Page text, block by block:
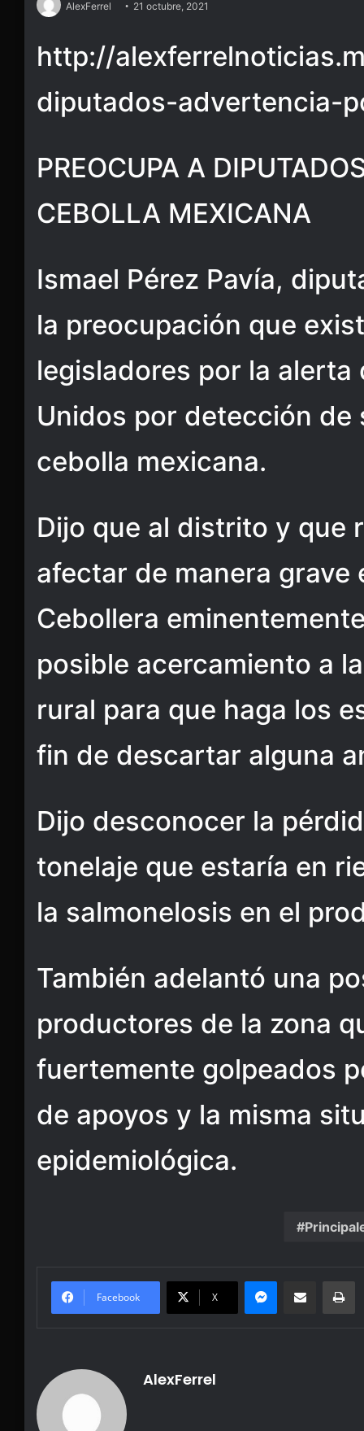
AlexFerrel 21 octubre, 2021
http://
diputados-advertencia-
PREOCUPA A
CEBOLLA MEXICANA
Ismael Pérez Pavía,
la preocupación que
legisladores por la alerta
Unidos por detección de
cebolla mexicana.
Dijo que al distrito y que
afectar de manera grave
Cebollera
posible acercamiento a
rural para que haga los
fin de descartar alguna
Dijo desconocer la
tonelaje que estaría en
la salmonelosis en el
También adelantó una
productores de la zona
fuertemente golpeados
de apoyos y la misma
epidemiológica.
Facebook X
Messenger
Share via Email
AlexFerrel